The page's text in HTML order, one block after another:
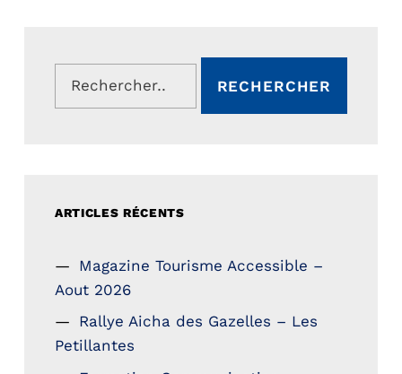
Rechercher :
ARTICLES RÉCENTS
Magazine Tourisme Accessible –
Aout 2026
Rallye Aicha des Gazelles – Les
Petillantes